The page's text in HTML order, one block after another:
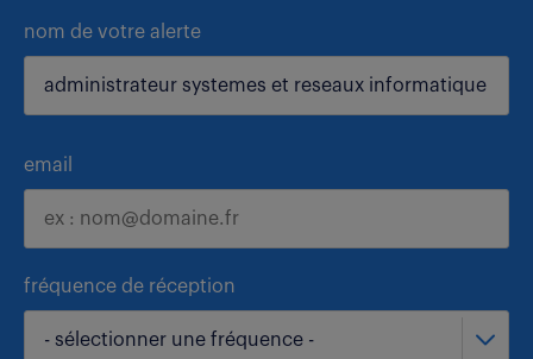
nom de votre alerte
email
fréquence de réception
- sélectionner une fréquence -